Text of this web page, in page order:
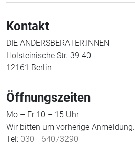
Kontakt
DIE ANDERSBERATER:INNEN
Holsteinische Str. 39-40
12161 Berlin
Öffnungszeiten
Mo – Fr 10 – 15 Uhr
Wir bitten um vorherige Anmeldung.
Tel: 030 –64073290